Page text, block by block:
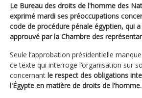
Le Bureau des droits de l'homme des
exprimé mardi ses préoccupations
code de procédure pénale égyptien, qui
approuvé par la Chambre des
Seule l’approbation présidentielle
ce texte qui interroge l’organisation sur
concernant le respect des obligations
l'Égypte en matière de droits de l'homme.